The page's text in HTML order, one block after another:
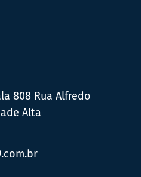
808 Rua Alfredo
Alta